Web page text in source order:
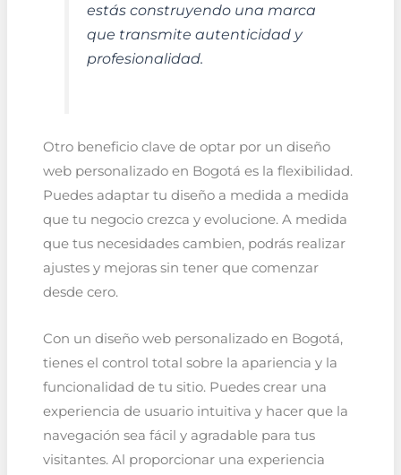
estás construyendo una marca
que transmite autenticidad y
profesionalidad.
Otro beneficio clave de optar por un diseño
web personalizado en Bogotá es la flexibilidad.
Puedes adaptar tu diseño a medida a medida
que tu negocio crezca y evolucione. A medida
que tus necesidades cambien, podrás realizar
ajustes y mejoras sin tener que comenzar
desde cero.
Con un diseño web personalizado en Bogotá,
tienes el control total sobre la apariencia y la
funcionalidad de tu sitio. Puedes crear una
experiencia de usuario intuitiva y hacer que la
navegación sea fácil y agradable para tus
visitantes. Al proporcionar una experiencia